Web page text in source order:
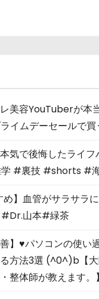
美容YouTuberが本
イムデーセールで買
気で後悔したライ
学 #裏技 #shorts #
め】血管がサラサラ
山本#緑茶
善】♥パソコンの使い
方法3選 (^0^)b【
整体師が教えます。】